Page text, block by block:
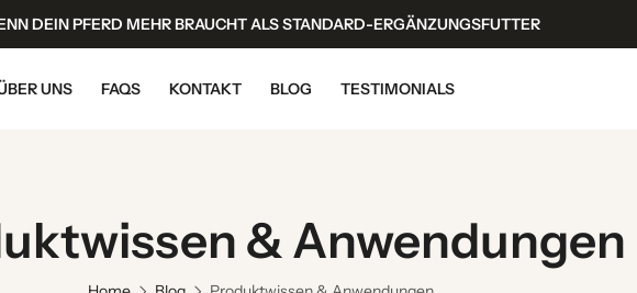
DEIN PFERD MEHR BRAUCHT ALS STANDARD-ERGÄNZUNGSFUTTER
UNS FAQS KONTAKT BLOG TESTIMONIALS
& Anwendungen